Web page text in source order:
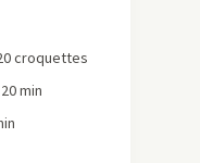
croquettes
min